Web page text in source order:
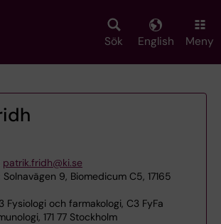
Sök English Meny
patrik.fridh@ki.se
Solnavägen 9, Biomedicum C5, 17165
Fysiologi och farmakologi, C3 FyFa
171 77 Stockholm